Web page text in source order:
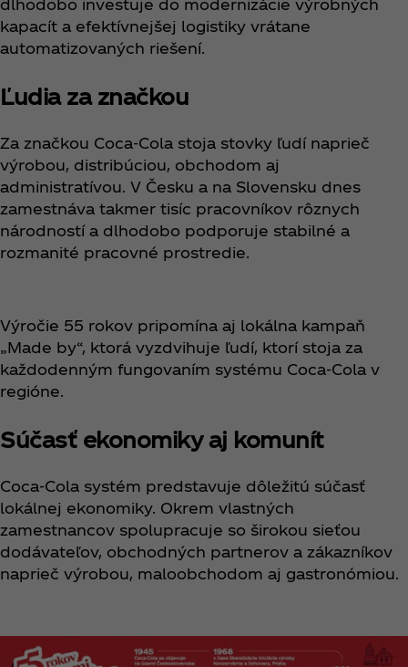
dlhodobo investuje do modernizácie výrobných
kapacít a efektívnejšej logistiky vrátane
automatizovaných riešení.
Ľudia za značkou
Za značkou Coca‑Cola stoja stovky ľudí naprieč
výrobou, distribúciou, obchodom aj
administratívou. V Česku a na Slovensku dnes
zamestnáva takmer tisíc pracovníkov rôznych
národností a dlhodobo podporuje stabilné a
rozmanité pracovné prostredie.
Výročie 55 rokov pripomína aj lokálna kampaň
„Made by“, ktorá vyzdvihuje ľudí, ktorí stoja za
každodenným fungovaním systému Coca‑Cola v
regióne.
Súčasť ekonomiky aj komunít
Coca‑Cola systém predstavuje dôležitú súčasť
lokálnej ekonomiky. Okrem vlastných
zamestnancov spolupracuje so širokou sieťou
dodávateľov, obchodných partnerov a zákazníkov
naprieč výrobou, maloobchodom aj gastronómiou.